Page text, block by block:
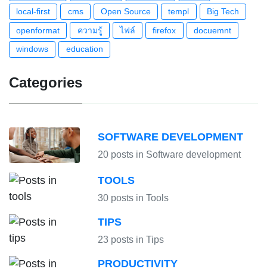
local-first
cms Open Source templ
Big Tech
openformat
ความรู้ ไฟล์ firefox
docuemnt
windows
education
Categories
SOFTWARE DEVELOPMENT
20 posts in Software development
TOOLS
30 posts in Tools
TIPS
23 posts in Tips
PRODUCTIVITY